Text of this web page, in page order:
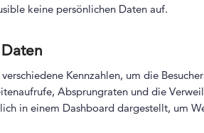
keine persönlichen Daten auf.
Kennzahlen, um die
Absprungraten und die
in einem Dashboard dargestellt, um